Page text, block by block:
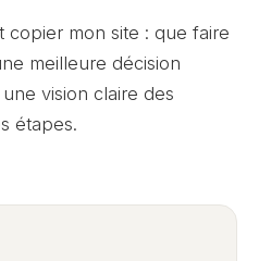
copier mon site : que faire
meilleure décision
vision claire des
étapes.